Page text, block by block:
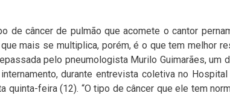
de câncer de pulmão que acomete o cantor
mais se multiplica, porém, é o que tem melhor
pelo pneumologista Murilo Guimarães, um
durante entrevista coletiva no
quinta-feira (12). “O tipo de câncer que ele tem